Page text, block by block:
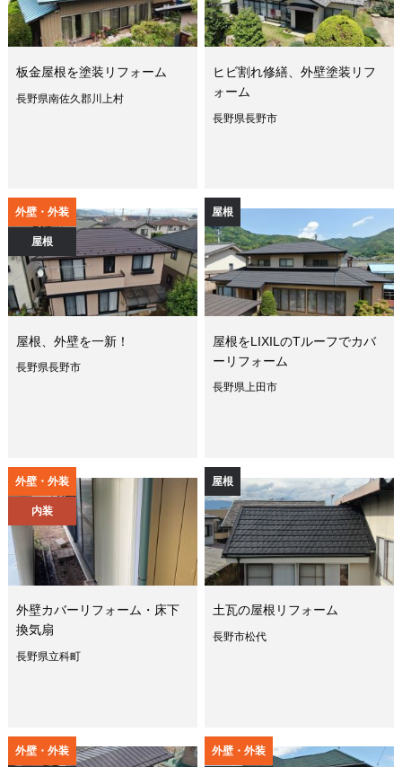
板金屋根を塗装リフォーム
長野県南佐久郡川上村
ヒビ割れ修繕、外壁塗装リフ
ォーム
長野県長野市
外壁・外装
屋根
屋根、外壁を一新！
長野県長野市
屋根
屋根をLIXILのTルーフでカバ
ーリフォーム
長野県上田市
外壁・外装
内装
外壁カバーリフォーム・床下
換気扇
長野県立科町
屋根
土瓦の屋根リフォーム
長野市松代
外壁・外装 外壁・外装